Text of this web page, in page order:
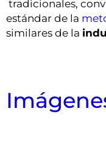
tradicionales,
estándar de la
similares de la